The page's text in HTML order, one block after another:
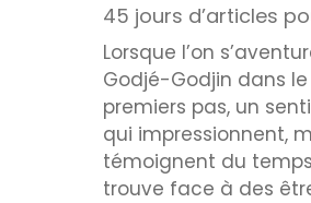
45 jours d’articles
Lorsque l’on
Godjé-Godjin dans
premiers pas, un
qui impressionnent,
témoignent du
trouve face à des